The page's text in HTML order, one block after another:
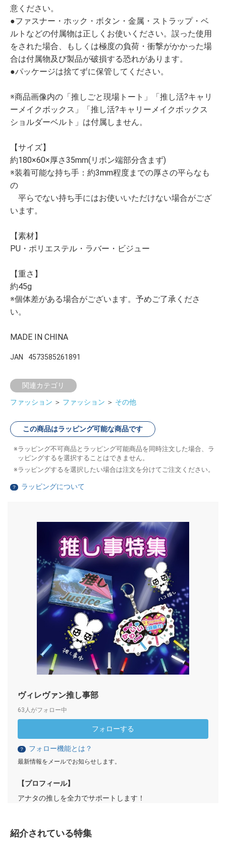
意ください。
●ファスナー・ホック・ボタン・金属・ストラップ・ベ
ルトなどの付属物は正しくお使いください。誤った使用
をされた場合、もしくは極度の負荷・衝撃がかかった場
合は付属物及び製品が破損する恐れがあります。
●パッケージは捨てずに保管してください。
※商品画像内の「推しごと現場トート」「推し活?キャリ
ーメイクボックス」「推し活?キャリーメイクボックス
ショルダーベルト」は付属しません。
【サイズ】
約180×60×厚さ35mm(リボン端部分含まず)
※装着可能な持ち手：約3mm程度までの厚さの平らなも
の
平らでない持ち手にはお使いいただけない場合がござ
います。
【素材】
PU・ポリエステル・ラバー・ビジュー
【重さ】
約45g
※個体差がある場合がございます。予めご了承くださ
い。
MADE IN CHINA
JAN 4573585261891
関連カテゴリ
ファッション ＞ ファッション ＞ その他
この商品はラッピング可能な商品です
ラッピング不可商品とラッピング可能商品を同時注文した場合、ラ
ッピングするを選択することはできません。
ラッピングするを選択したい場合は注文を分けてご注文ください。
？ ラッピングについて
ヴィレヴァン推し事部
63人がフォロー中
フォローする
？ フォロー機能とは？
最新情報をメールでお知らせします。
【プロフィール】
アナタの推しを全力でサポートします！
紹介されている特集